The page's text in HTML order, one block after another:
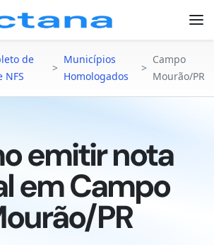
de
NFS
>
Municípios
Homologados
>
Campo
Mourão/PR
emitir nota
em Campo
PR